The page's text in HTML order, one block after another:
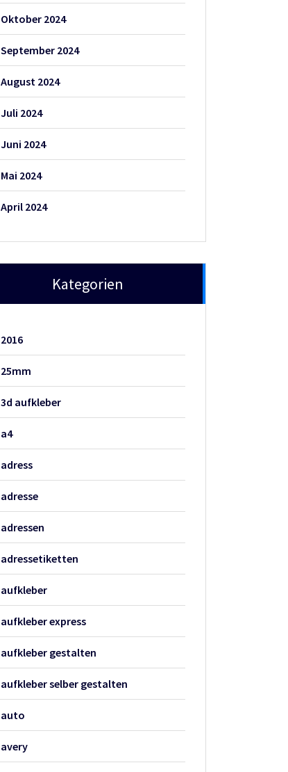
Oktober 2024
September 2024
August 2024
Juli 2024
Juni 2024
Mai 2024
April 2024
Kategorien
2016
25mm
3d aufkleber
a4
adress
adresse
adressen
adressetiketten
aufkleber
aufkleber express
aufkleber gestalten
aufkleber selber gestalten
auto
avery